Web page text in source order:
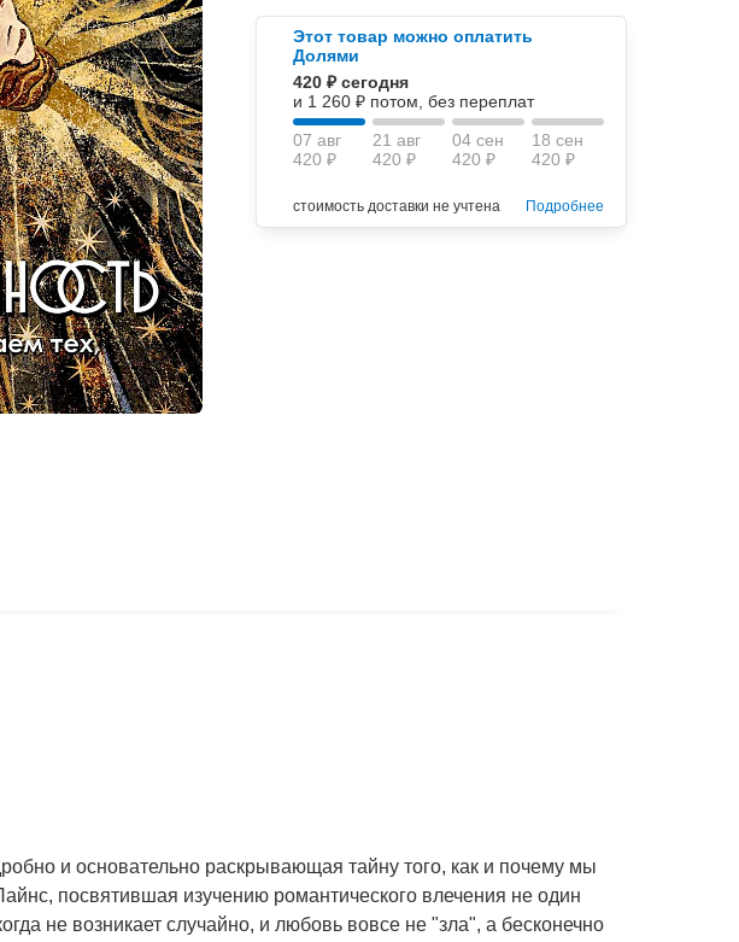
Этот товар можно оплатить
Долями
420 ₽ сегодня
и 1 260 ₽ потом, без переплат
07 авг
420 ₽
21 авг
420 ₽
04 сен
420 ₽
18 сен
420 ₽
стоимость доставки не учтена Подробнее
и основательно раскрывающая тайну того, как и почему мы
посвятившая изучению романтического влечения не один
не возникает случайно, и любовь вовсе не "зла", а бесконечно